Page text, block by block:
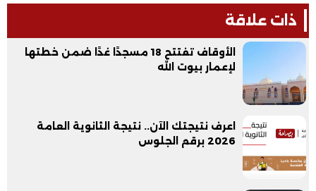
ذات علاقة
الأوقاف تفتتح 18 مسجدًا غدًا ضمن خطتها
لإعمار بيوت الله
اعرف نتيجتك الآن.. نتيجة الثانوية العامة
2026 برقم الجلوس